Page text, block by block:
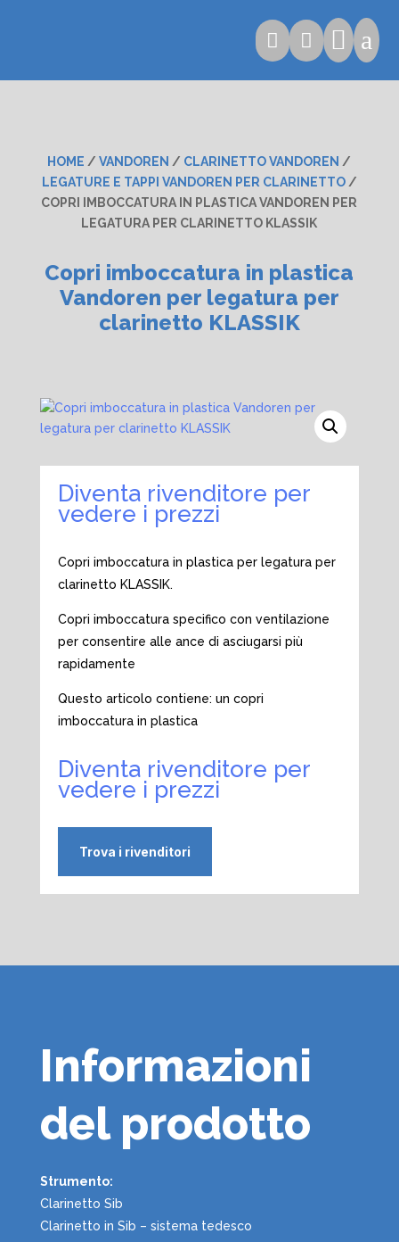
   a
HOME /VANDOREN / CLARINETTO VANDOREN /
LEGATURE E TAPPI VANDOREN PER CLARINETTO/
COPRI IMBOCCATURA IN PLASTICA VANDOREN PER
LEGATURA PER CLARINETTO KLASSIK
Copri imboccatura in plastica
Vandoren per legatura per
clarinetto KLASSIK
Diventa rivenditore per
vedere i prezzi
Copri imboccatura in plastica per legatura per
clarinetto KLASSIK.
Copri imboccatura specifico con ventilazione
per consentire alle ance di asciugarsi più
rapidamente
Questo articolo contiene: un copri
imboccatura in plastica
Diventa rivenditore per
vedere i prezzi
Trova i rivenditori
Informazioni
del prodotto
Strumento:
Clarinetto Sib
Clarinetto in Sib – sistema tedesco